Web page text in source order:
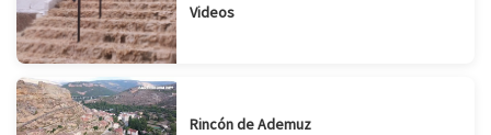
Videos
Rincón de Ademuz